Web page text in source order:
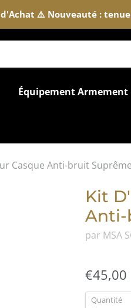
⚠️ Nouveauté :
Équipement Armement
Casque Anti-bruit Suprême
Kit
Anti-
par MSA
€45,00
Quantité